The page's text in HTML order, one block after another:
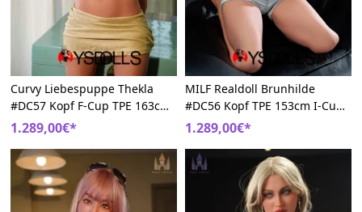
Curvy Liebespuppe Thekla
#DC57 Kopf F-Cup TPE 163cm
Reifen DollsCastle
1.289,00€*
MILF Realdoll Brunhilde
#DC56 Kopf TPE 153cm I-Cup
Sexy DollsCastle
1.289,00€*